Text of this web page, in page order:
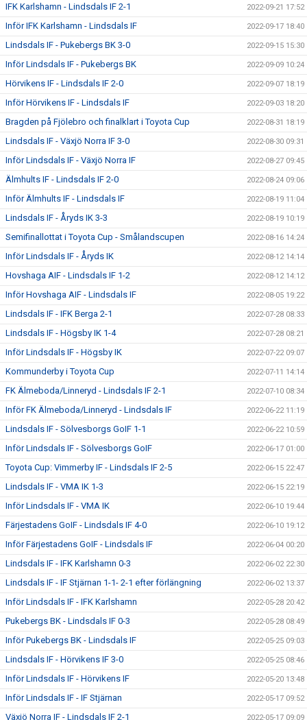
IFK Karlshamn - Lindsdals IF 2-1 2022-09-21 17:52
Inför IFK Karlshamn - Lindsdals IF 2022-09-17 18:40
Lindsdals IF - Pukebergs BK 3-0 2022-09-15 15:30
Inför Lindsdals IF - Pukebergs BK 2022-09-09 10:24
Hörvikens IF - Lindsdals IF 2-0 2022-09-07 18:19
Inför Hörvikens IF - Lindsdals IF 2022-09-03 18:20
Bragden på Fjölebro och finalklart i Toyota Cup 2022-08-31 18:19
Lindsdals IF - Växjö Norra IF 3-0 2022-08-30 09:31
Inför Lindsdals IF - Växjö Norra IF 2022-08-27 09:45
Älmhults IF - Lindsdals IF 2-0 2022-08-24 09:06
Inför Älmhults IF - Lindsdals IF 2022-08-19 11:04
Lindsdals IF - Åryds IK 3-3 2022-08-19 10:19
Semifinallottat i Toyota Cup - Smålandscupen 2022-08-16 14:24
Inför Lindsdals IF - Åryds IK 2022-08-12 14:14
Hovshaga AIF - Lindsdals IF 1-2 2022-08-12 14:12
Inför Hovshaga AIF - Lindsdals IF 2022-08-05 19:22
Lindsdals IF - IFK Berga 2-1 2022-07-28 08:33
Lindsdals IF - Högsby IK 1-4 2022-07-28 08:21
Inför Lindsdals IF - Högsby IK 2022-07-22 09:07
Kommunderby i Toyota Cup 2022-07-11 14:14
FK Älmeboda/Linneryd - Lindsdals IF 2-1 2022-07-10 08:34
Inför FK Älmeboda/Linneryd - Lindsdals IF 2022-06-22 11:19
Lindsdals IF - Sölvesborgs GoIF 1-1 2022-06-22 10:59
Inför Lindsdals IF - Sölvesborgs GoIF 2022-06-17 01:00
Toyota Cup: Vimmerby IF - Lindsdals IF 2-5 2022-06-15 22:47
Lindsdals IF - VMA IK 1-3 2022-06-15 22:19
Inför Lindsdals IF - VMA IK 2022-06-10 19:44
Färjestadens GoIF - Lindsdals IF 4-0 2022-06-10 19:12
Inför Färjestadens GoIF - Lindsdals IF 2022-06-04 00:20
Lindsdals IF - IFK Karlshamn 0-3 2022-06-02 22:30
Lindsdals IF - IF Stjärnan 1-1- 2-1 efter förlängning 2022-06-02 13:37
Inför Lindsdals IF - IFK Karlshamn 2022-05-28 20:42
Pukebergs BK - Lindsdals IF 0-3 2022-05-28 08:49
Inför Pukebergs BK - Lindsdals IF 2022-05-25 09:03
Lindsdals IF - Hörvikens IF 3-0 2022-05-25 08:46
Inför Lindsdals IF - Hörvikens IF 2022-05-20 13:48
Inför Lindsdals IF - IF Stjärnan 2022-05-17 09:52
Växjö Norra IF - Lindsdals IF 2-1 2022-05-17 09:09